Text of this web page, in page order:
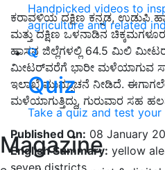
Handpicked videos to
agriculture and related
Quiz
Take a quiz and test
Magazine
ಕರಾವಳಿಯ ದಕ್ಷಿಣ ಕನ್ನಡ, ಉಡುಪಿ
ಮತ್ತು ದಕ್ಷಿಣ ಒಳನಾಡಿನ
ಹಾಸನ ಜಿಲ್ಲೆಗಳಲ್ಲಿ 64.5 ಮಿಲಿ
ಮೀಟರ್‌ವರೆಗೆ ಭಾರೀ ಮಳೆಯಾಗುವ
ಇಲಾಖೆ ಮುನ್ಸೂಚನೆ ನೀಡಿದೆ. ಈಗಾಗಲೇ
ಮಳೆಯಾಗುತ್ತಿದ್ದು, ಗುರುವಾರ ಸಹ
Published On: 08 January
English Summary: yellow
seven districts